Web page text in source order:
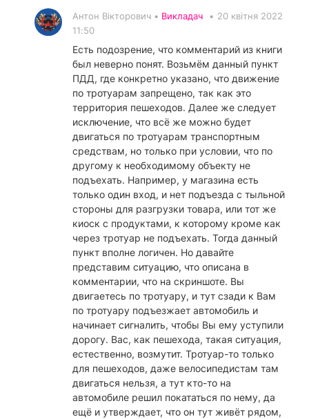
Антон Вікторович • Викладач • 20 квітня 2022
11:50
Есть подозрение, что комментарий из книги
был неверно понят. Возьмём данный пункт
ПДД, где конкретно указано, что движение
по тротуарам запрещено, так как это
территория пешеходов. Далее же следует
исключение, что всё же можно будет
двигаться по тротуарам транспортным
средствам, но только при условии, что по
другому к необходимому объекту не
подъехать. Например, у магазина есть
только один вход, и нет подъезда с тыльной
стороны для разгрузки товара, или тот же
киоск с продуктами, к которому кроме как
через тротуар не подъехать. Тогда данный
пункт вполне логичен. Но давайте
представим ситуацию, что описана в
комментарии, что на скриншоте. Вы
двигаетесь по тротуару, и тут сзади к Вам
по тротуару подъезжает автомобиль и
начинает сигналить, чтобы Вы ему уступили
дорогу. Вас, как пешехода, такая ситуация,
естественно, возмутит. Тротуар-то только
для пешеходов, даже велосипедистам там
двигаться нельзя, а тут кто-то на
автомобиле решил покататься по нему, да
ещё и утверждает, что он тут живёт рядом,